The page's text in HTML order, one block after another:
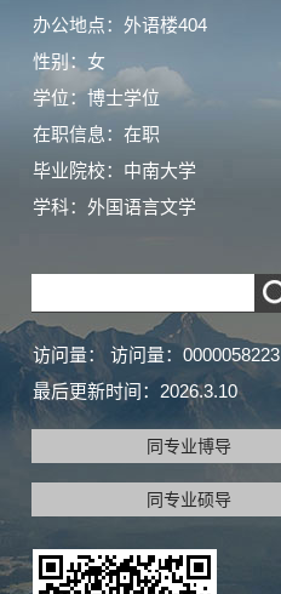
办公地点：外语楼404
性别：女
学位：博士学位
在职信息：在职
毕业院校：中南大学
学科：外国语言文学
访问量： 访问量： 0000058223
最后更新时间： 2026.3.10
同专业博导
同专业硕导